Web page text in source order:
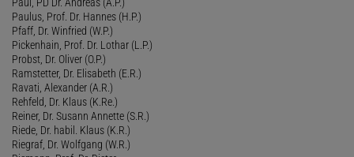
Paulus, Prof. Dr. Hannes (H.P.)
Pfaff, Dr. Winfried (W.P.)
Pickenhain, Prof. Dr. Lothar (L.P.)
Probst, Dr. Oliver (O.P.)
Ramstetter, Dr. Elisabeth (E.R.)
Ravati, Alexander (A.R.)
Rehfeld, Dr. Klaus (K.Re.)
Reiner, Dr. Susann Annette (S.R.)
Riede, Dr. habil. Klaus (K.R.)
Riegraf, Dr. Wolfgang (W.R.)